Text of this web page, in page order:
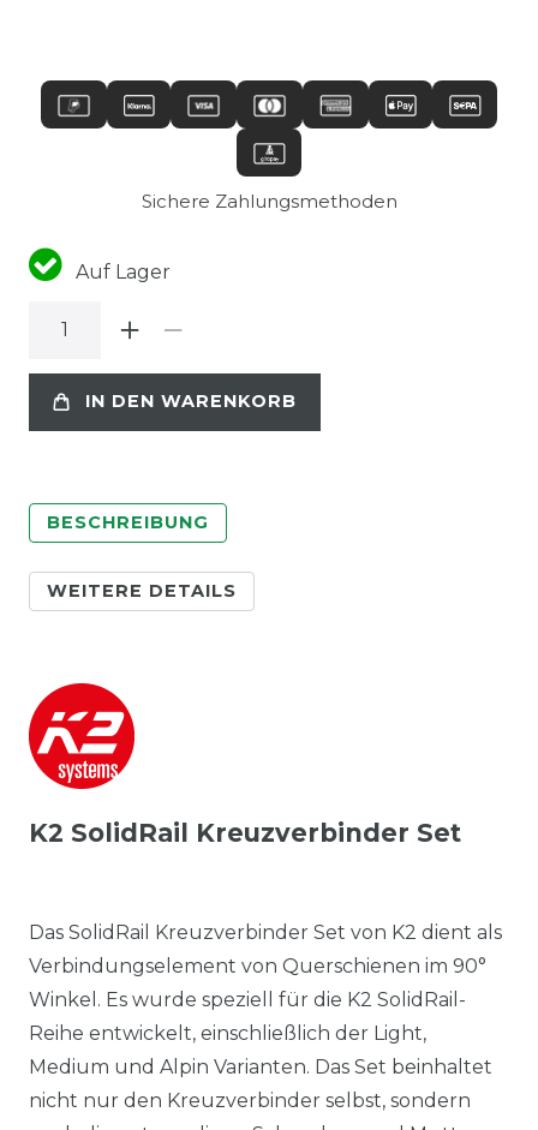
Sichere Zahlungsmethoden
Auf Lager
IN DEN WARENKORB
BESCHREIBUNG
WEITERE DETAILS
K2 SolidRail Kreuzverbinder Set
Das SolidRail Kreuzverbinder Set von K2 dient als
Verbindungselement von Querschienen im 90°
Winkel. Es wurde speziell für die K2 SolidRail-
Reihe entwickelt, einschließlich der Light,
Medium und Alpin Varianten. Das Set beinhaltet
nicht nur den Kreuzverbinder selbst, sondern